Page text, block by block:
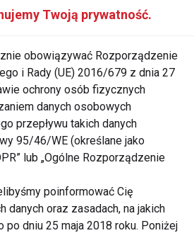
odczuwanego bólu.
z podręcznika podobny efekt
proc. osób. W grupach
dwukrotnie zmniejszył
regularnie stosujących
niesteroidowe leki
sugerują, że zarówno
być dobrym i
dla osób pragnących
Twoją prywatność.
obowiązywać Rozporządzenie
i Rady (UE) 2016/679 z dnia 27
ochrony osób fizycznych
danych osobowych
przepływu takich danych
95/46/WE (określane jako
lub „Ogólne Rozporządzenie
poinformować Cię
danych oraz zasadach, na jakich
po dniu 25 maja 2018 roku. Poniżej